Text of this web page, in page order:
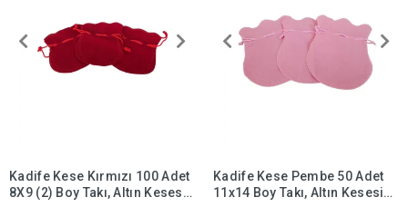
Kadife Kese Kırmızı 100 Adet
8X9 (2) Boy Takı, Altın Kesesi
Kadife Kese Pembe 50 Adet
11x14 Boy Takı, Altın Kesesi